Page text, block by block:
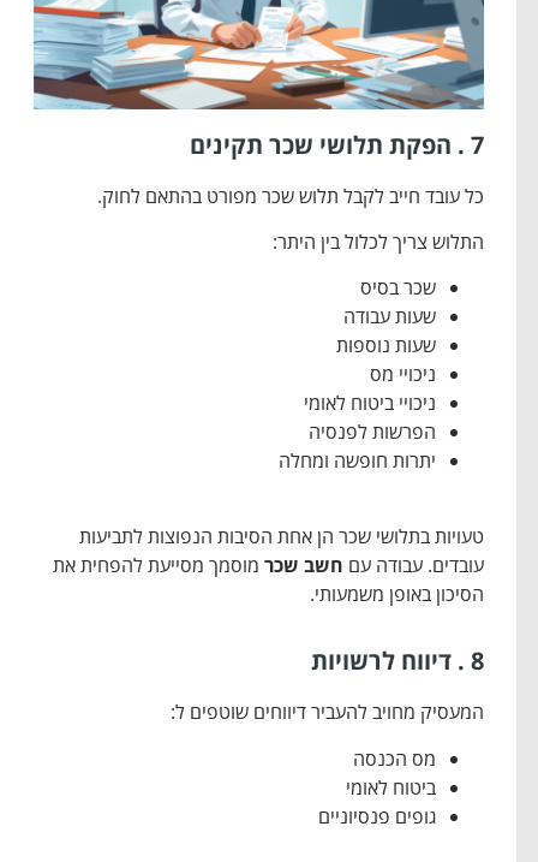
7 . הפקת תלושי שכר תקינים
כל עובד חייב לקבל תלוש שכר מפורט בהתאם לחוק.
התלוש צריך לכלול בין היתר:
שכר בסיס
שעות עבודה
שעות נוספות
ניכויי מס
ניכויי ביטוח לאומי
הפרשות לפנסיה
יתרות חופשה ומחלה
טעויות בתלושי שכר הן אחת הסיבות הנפוצות לתביעות
עובדים. עבודה עם חשב שכרמוסמך מסייעת להפחית את
הסיכון באופן משמעותי.
8 . דיווח לרשויות
המעסיק מחויב להעביר דיווחים שוטפים ל:
מס הכנסה
ביטוח לאומי
גופים פנסיוניים